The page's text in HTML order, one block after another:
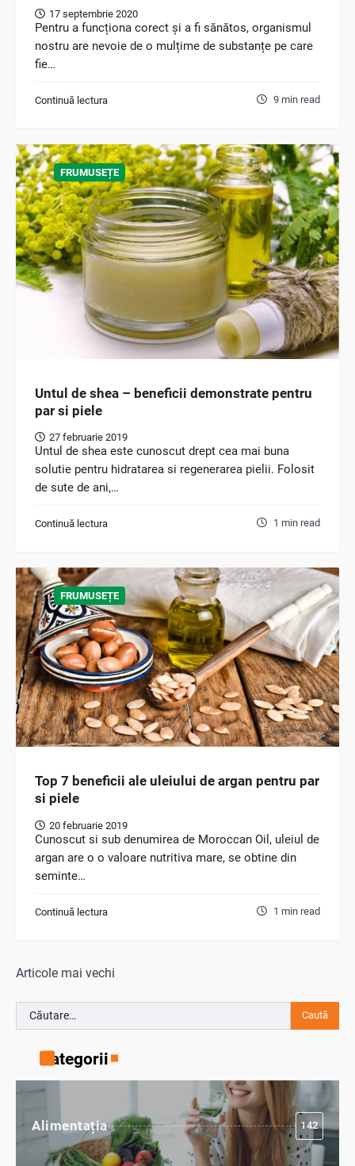
17 septembrie 2020
Pentru a funcționa corect și a fi sănătos, organismul
nostru are nevoie de o mulțime de substanțe pe care
fie…
Continuă lectura 9 min read
FRUMUSEȚE
Untul de shea – beneficii demonstrate pentru
par si piele
27 februarie 2019
Untul de shea este cunoscut drept cea mai buna
solutie pentru hidratarea si regenerarea pielii. Folosit
de sute de ani,…
Continuă lectura 1 min read
FRUMUSEȚE
Top 7 beneficii ale uleiului de argan pentru par
si piele
20 februarie 2019
Cunoscut si sub denumirea de Moroccan Oil, uleiul de
argan are o o valoare nutritiva mare, se obtine din
seminte…
Continuă lectura 1 min read
Navigare
în
articole
Articole mai vechi
Caută
după:
Categorii
Alimentația 142